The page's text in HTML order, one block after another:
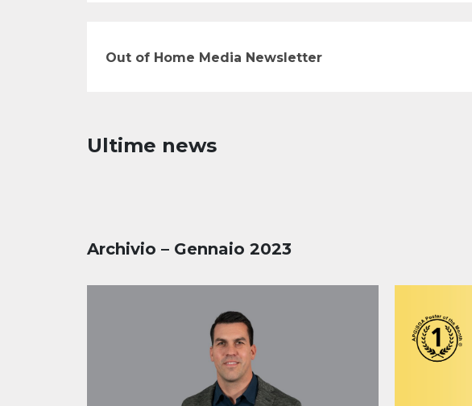
Out of Home Media Newsletter
Ultime news
Archivio – Gennaio 2023